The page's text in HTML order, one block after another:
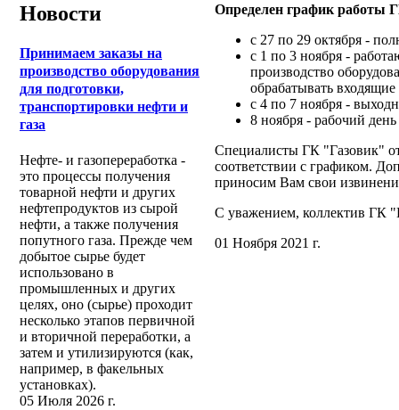
Новости
Принимаем заказы на
производство оборудования
для подготовки,
транспортировки нефти и
газа
Нефте- и газопереработка -
это процессы получения
товарной нефти и других
нефтепродуктов из сырой
нефти, а также получения
попутного газа. Прежде чем
добытое сырье будет
использовано в
промышленных и других
целях, оно (сырье) проходит
несколько этапов первичной
и вторичной переработки, а
затем и утилизируются (как,
например, в факельных
установках).
05 Июля 2026 г.
Определен график работы
с 27 по 29 октября -
с 1 по 3 ноября -
производство
обрабатывать входящие
с 4 по 7 ноября -
8 ноября - рабочий
Специалисты ГК "Газовик"
соответствии с графиком.
приносим Вам свои
С уважением, коллектив ГК
01 Ноября 2021 г.